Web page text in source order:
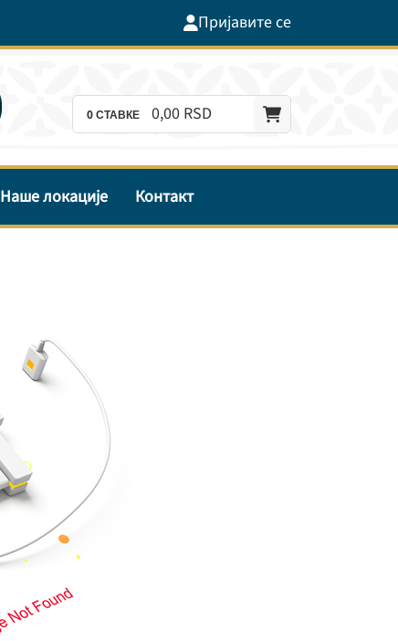
Пријавите се
0СТАВКЕ 0,00 RSD
Наше локације Контакт